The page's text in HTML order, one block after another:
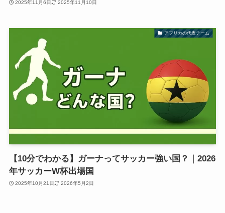
2025年11月6日 2025年11月10日
アフリカの代表チーム
【10分でわかる】ガーナってサッカー強い国？｜2026
年サッカーW杯出場国
2025年10月21日 2026年5月2日